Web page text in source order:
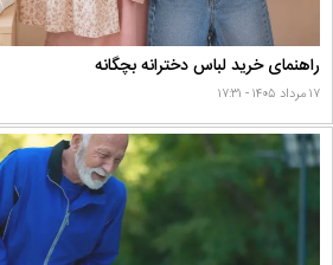
راهنمای خرید لباس دخترانه بچگانه
۱۷ مرداد ۱۴۰۵ - ۱۷:۳۱